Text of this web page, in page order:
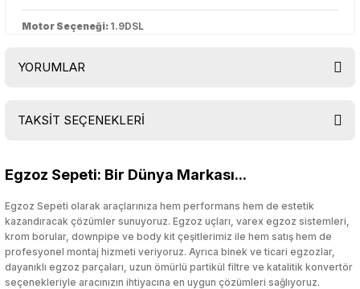
Motor Seçeneği: 1.9DSL
YORUMLAR
TAKSİT SEÇENEKLERİ
Egzoz Sepeti: Bir Dünya Markası...
Egzoz Sepeti olarak araçlarınıza hem performans hem de estetik
kazandıracak çözümler sunuyoruz. Egzoz uçları, varex egzoz sistemleri,
krom borular, downpipe ve body kit çeşitlerimiz ile hem satış hem de
profesyonel montaj hizmeti veriyoruz. Ayrıca binek ve ticari egzozlar,
dayanıklı egzoz parçaları, uzun ömürlü partikül filtre ve katalitik konvertör
seçenekleriyle aracınızın ihtiyacına en uygun çözümleri sağlıyoruz.